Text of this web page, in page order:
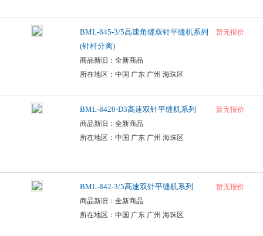
BML-845-3/5高速角缝双针平缝机系列
(针杆分离)
商品新旧：全新商品
所在地区：中国 广东 广州 海珠区
暂无报价
BML-8420-D3高速双针平缝机系列
商品新旧：全新商品
所在地区：中国 广东 广州 海珠区
暂无报价
BML-842-3/5高速双针平缝机系列
商品新旧：全新商品
所在地区：中国 广东 广州 海珠区
暂无报价